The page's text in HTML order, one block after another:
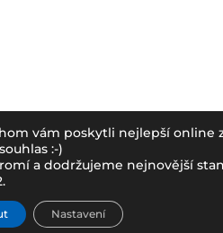
vám poskytli nejlepší online
:-)
a dodržujeme nejnovější
Nastavení